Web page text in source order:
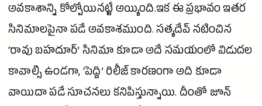
అవకాశాన్ని కోల్పోయినట్టే అయ్యింది.ఇక ఈ ప్రభావం ఇతర
సినిమాలపైనా పడే అవకాశముంది. సత్యదేవ్ నటించిన
‘రావు బహదూర్’సినిమా కూడా అదే సమయంలో విడుదల
కావాల్సి ఉండగా, ‘పెద్ది’ రిలీజ్ కారణంగా అది కూడా
వాయిదా పడే సూచనలు కనిపిస్తున్నాయి. దీంతో జూన్